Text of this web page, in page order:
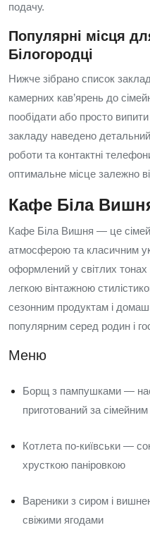
подачу.
Популярні місця
Білогородці
Нижче зібрано список
камерних кав’ярень до
пообідати або просто
закладу наведено
роботи та контактні
оптимальне місце залежно
Кафе Біла
Кафе Біла Вишня — це
атмосферою та класичним
оформлений у світлих
легкою вінтажною
сезонним продуктам і
популярним серед родин і
Меню
Борщ з пампушками —
приготований за
Котлета по-київськи —
хрусткою паніровкою
Вареники з сиром і
свіжими ягодами